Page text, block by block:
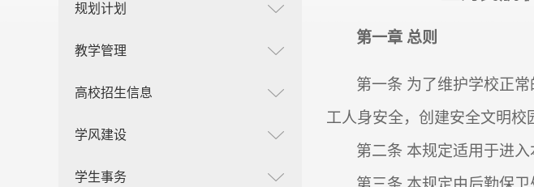
规划计划
教学管理
高校招生信息
学风建设
学生事务
第一章 总则
第一条 为了维护学校正
工人身安全，创建安全文明校
第二条 本规定适用于进入